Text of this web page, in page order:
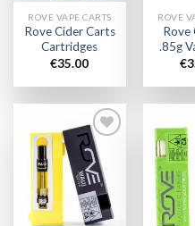
ROVE VAPE CARTS
Rove Cider Carts
Cartridges
€35.00
ROVE
Rove
.85g
€
Add to
wishlist